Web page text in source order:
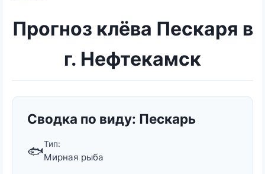
Прогноз клёва Пескаря в
г. Нефтекамск
Сводка по виду: Пескарь
🐟Тип:
Мирная рыба